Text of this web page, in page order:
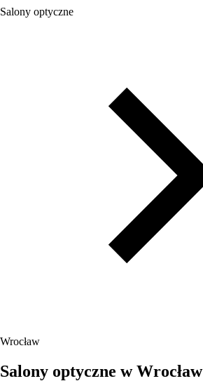
Salony optyczne
Wrocław
Salony optyczne w Wrocław